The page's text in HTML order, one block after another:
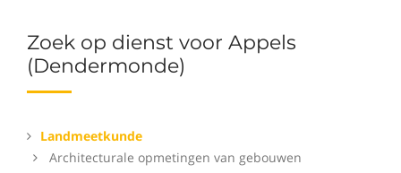
Zoek op dienst voor Appels
(Dendermonde)
Landmeetkunde
Architecturale opmetingen van gebouwen